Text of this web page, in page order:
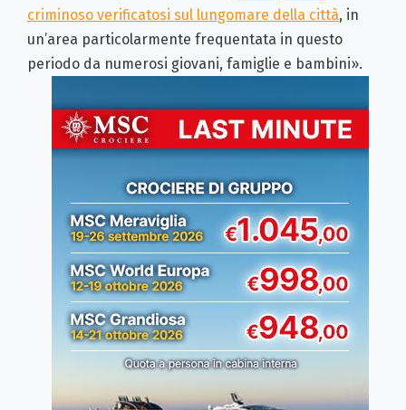
criminoso verificatosi sul lungomare della città, in
un’area particolarmente frequentata in questo
periodo da numerosi giovani, famiglie e bambini».